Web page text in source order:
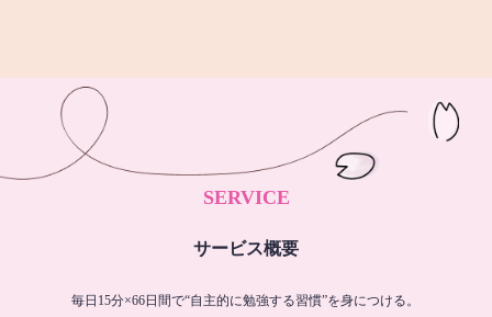
SERVICE
サービス概要
毎日15分×66日間で“自主的に勉強する習慣”を身につける。